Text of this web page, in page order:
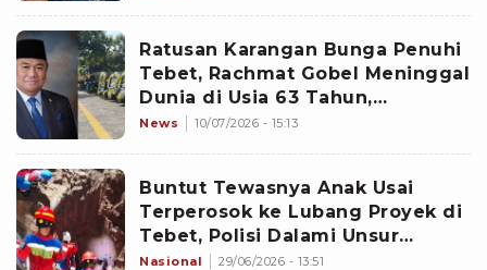
Ratusan Karangan Bunga Penuhi
Tebet, Rachmat Gobel Meninggal
Dunia di Usia 63 Tahun,
Dimakamkan Secara Militer
News 10/07/2026 - 15:13
Buntut Tewasnya Anak Usai
Terperosok ke Lubang Proyek di
Tebet, Polisi Dalami Unsur
Kelalaian
Nasional 29/06/2026 - 13:51